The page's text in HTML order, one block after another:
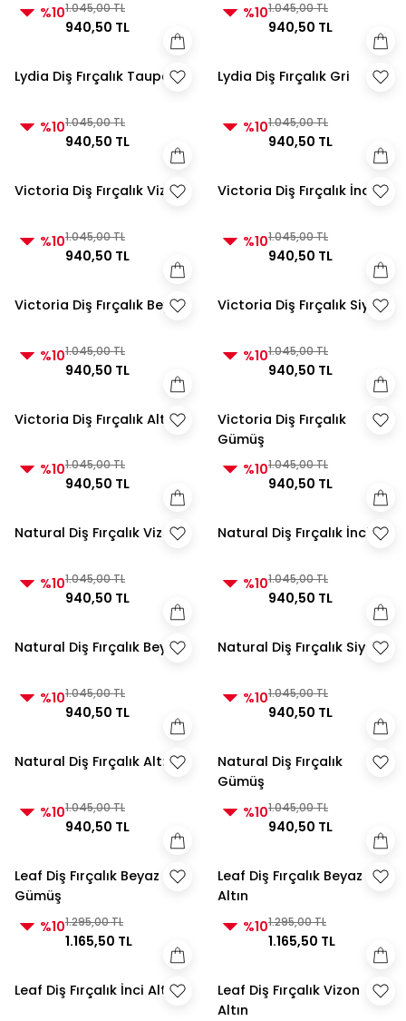
%101.045,00 TL
940,50 TL
%101.045,00 TL
940,50 TL
Lydia Diş Fırçalık Taupe
%101.045,00 TL
940,50 TL
Lydia Diş Fırçalık Gri
%101.045,00 TL
940,50 TL
Victoria Diş Fırçalık Vizon
%101.045,00 TL
940,50 TL
Victoria Diş Fırçalık İnci
%101.045,00 TL
940,50 TL
Victoria Diş Fırçalık Beyaz
%101.045,00 TL
940,50 TL
Victoria Diş Fırçalık Siyah
%101.045,00 TL
940,50 TL
Victoria Diş Fırçalık Altın
%101.045,00 TL
940,50 TL
Victoria Diş Fırçalık
Gümüş
%101.045,00 TL
940,50 TL
Natural Diş Fırçalık Vizon
%101.045,00 TL
940,50 TL
Natural Diş Fırçalık İnci
%101.045,00 TL
940,50 TL
Natural Diş Fırçalık Beyaz
%101.045,00 TL
940,50 TL
Natural Diş Fırçalık Siyah
%101.045,00 TL
940,50 TL
Natural Diş Fırçalık Altın
%101.045,00 TL
940,50 TL
Natural Diş Fırçalık
Gümüş
%101.045,00 TL
940,50 TL
Leaf Diş Fırçalık Beyaz
Gümüş
%101.295,00 TL
1.165,50 TL
Leaf Diş Fırçalık Beyaz
Altın
%101.295,00 TL
1.165,50 TL
Leaf Diş Fırçalık İnci Altın
Leaf Diş Fırçalık Vizon
Altın